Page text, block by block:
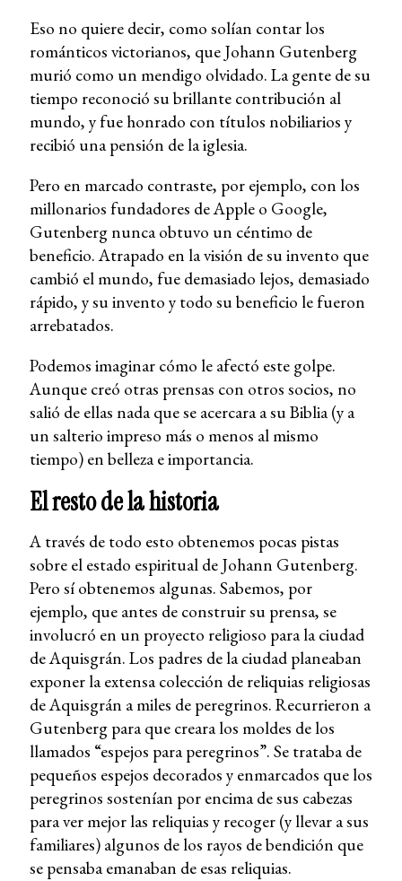
Eso no quiere decir, como solían contar los
románticos victorianos, que Johann Gutenberg
murió como un mendigo olvidado. La gente de su
tiempo reconoció su brillante contribución al
mundo, y fue honrado con títulos nobiliarios y
recibió una pensión de la iglesia.
Pero en marcado contraste, por ejemplo, con los
millonarios fundadores de Apple o Google,
Gutenberg nunca obtuvo un céntimo de
beneficio. Atrapado en la visión de su invento que
cambió el mundo, fue demasiado lejos, demasiado
rápido, y su invento y todo su beneficio le fueron
arrebatados.
Podemos imaginar cómo le afectó este golpe.
Aunque creó otras prensas con otros socios, no
salió de ellas nada que se acercara a su Biblia (y a
un salterio impreso más o menos al mismo
tiempo) en belleza e importancia.
El resto de la historia
A través de todo esto obtenemos pocas pistas
sobre el estado espiritual de Johann Gutenberg.
Pero sí obtenemos algunas. Sabemos, por
ejemplo, que antes de construir su prensa, se
involucró en un proyecto religioso para la ciudad
de Aquisgrán. Los padres de la ciudad planeaban
exponer la extensa colección de reliquias religiosas
de Aquisgrán a miles de peregrinos. Recurrieron a
Gutenberg para que creara los moldes de los
llamados “espejos para peregrinos”. Se trataba de
pequeños espejos decorados y enmarcados que los
peregrinos sostenían por encima de sus cabezas
para ver mejor las reliquias y recoger (y llevar a sus
familiares) algunos de los rayos de bendición que
se pensaba emanaban de esas reliquias.